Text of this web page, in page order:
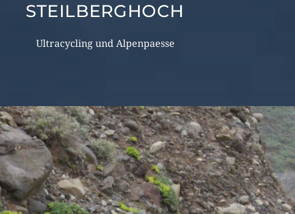
STEILBERGHOCH
Ultracycling und Alpenpaesse